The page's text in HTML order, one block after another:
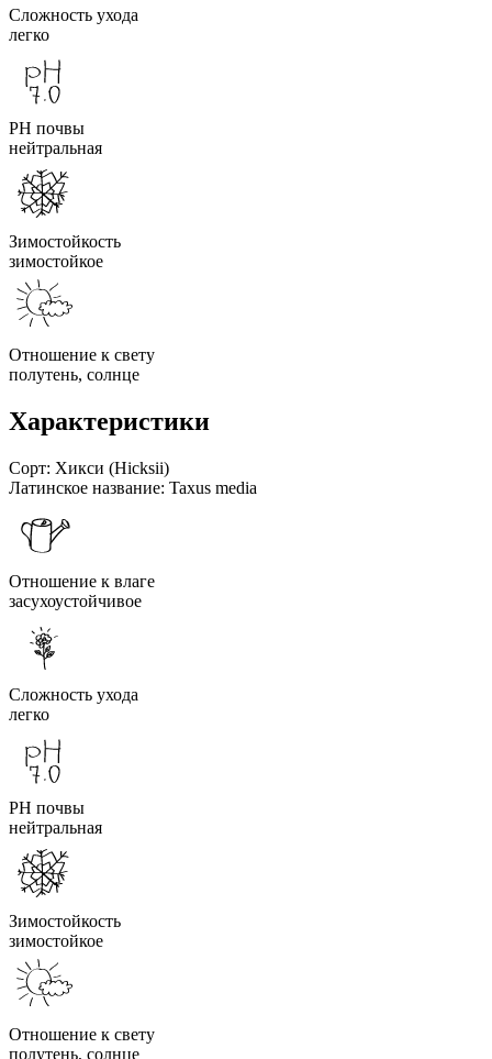
Сложность ухода
легко
PH почвы
нейтральная
Зимостойкость
зимостойкое
Отношение к свету
полутень, солнце
Характеристики
Сорт: Хикси (Hicksii)
Латинское название: Taxus media
Отношение к влаге
засухоустойчивое
Сложность ухода
легко
PH почвы
нейтральная
Зимостойкость
зимостойкое
Отношение к свету
полутень, солнце